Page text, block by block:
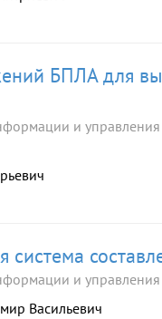
БПЛА для
и управления
и управления
Васильевич